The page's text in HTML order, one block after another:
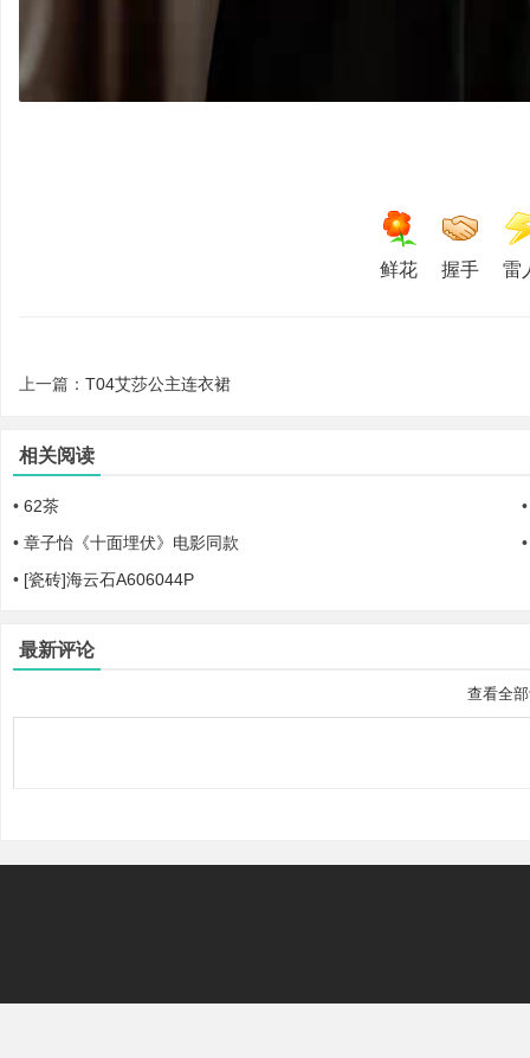
鲜花 握手 雷
上一篇： T04艾莎公主连衣裙
相关阅读
• 62茶
• 章子怡《十面埋伏》电影同款
• [瓷砖]海云石A606044P
最新评论
查看全